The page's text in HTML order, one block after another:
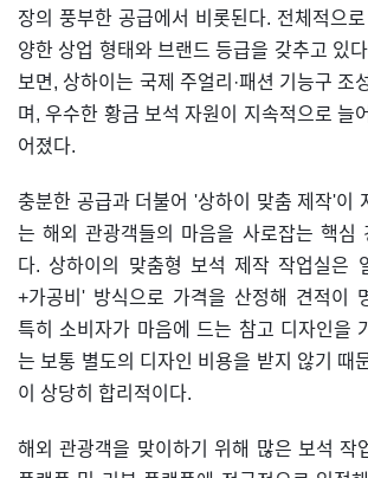
장의 풍부한 공급에서 비롯된다. 전체적으
양한 상업 형태와 브랜드 등급을 갖추고 있
보면, 상하이는 국제 주얼리·패션 기능구 조
며, 우수한 황금 보석 자원이 지속적으로 늘
어졌다.
충분한 공급과 더불어 '상하이 맞춤 제작'이
는 해외 관광객들의 마음을 사로잡는 핵심
다. 상하이의 맞춤형 보석 제작 작업실은
+가공비' 방식으로 가격을 산정해 견적이
특히 소비자가 마음에 드는 참고 디자인을
는 보통 별도의 디자인 비용을 받지 않기 때
이 상당히 합리적이다.
해외 관광객을 맞이하기 위해 많은 보석 작